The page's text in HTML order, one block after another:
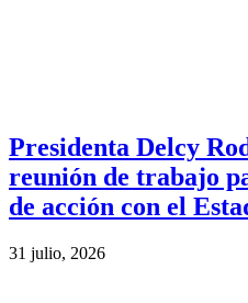
Presidenta Delcy
reunión de trabajo
de acción con el
31 julio, 2026